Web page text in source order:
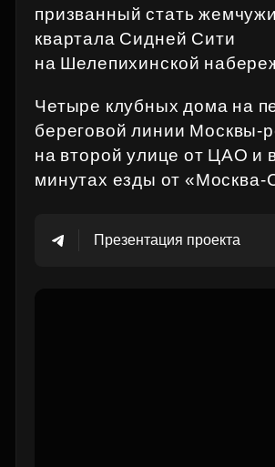
призванный стать
квартала Сидней Сити
на Шелепихинской
Четыре клубных дома на
береговой линии
на второй улице от ЦАО и
минутах езды от
Презентация проекта